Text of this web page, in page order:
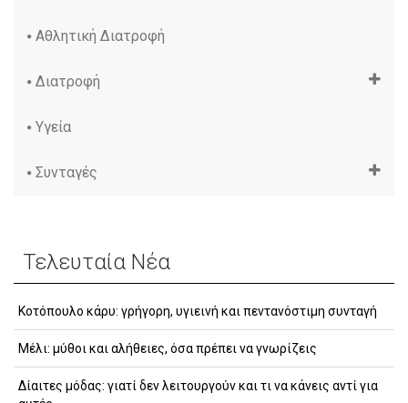
Αθλητική Διατροφή
Διατροφή
Υγεία
Συνταγές
Τελευταία Νέα
Κοτόπουλο κάρυ: γρήγορη, υγιεινή και πεντανόστιμη συνταγή
Μέλι: μύθοι και αλήθειες, όσα πρέπει να γνωρίζεις
Δίαιτες μόδας: γιατί δεν λειτουργούν και τι να κάνεις αντί για